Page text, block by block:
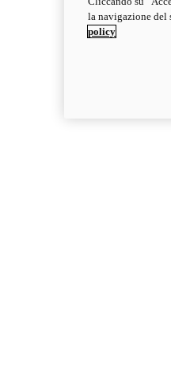
la navigazione del
policy